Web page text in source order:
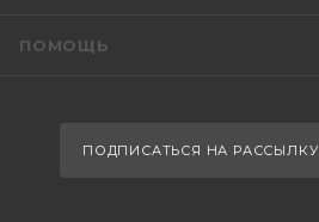
ПОМОЩЬ
ПОДПИСАТЬСЯ НА РАССЫЛКУ